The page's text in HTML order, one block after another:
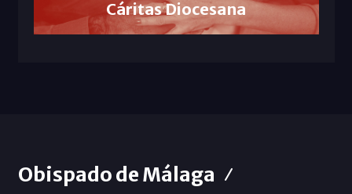
Cáritas Diocesana
Obispado de Málaga